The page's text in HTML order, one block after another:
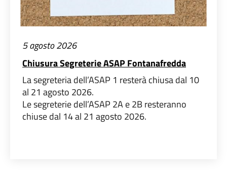
5 agosto 2026
Chiusura Segreterie ASAP Fontanafredda
La segreteria dell’ASAP 1 resterà chiusa dal 10
al 21 agosto 2026.
Le segreterie dell’ASAP 2A e 2B resteranno
chiuse dal 14 al 21 agosto 2026.